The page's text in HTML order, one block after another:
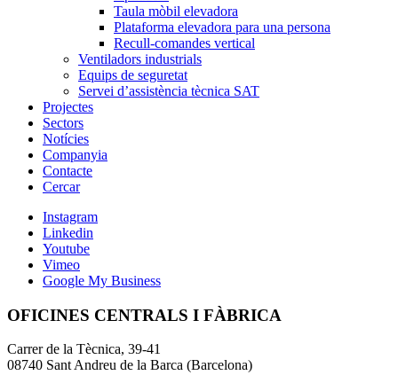
Taula mòbil elevadora
Plataforma elevadora para una persona
Recull-comandes vertical
Ventiladors industrials
Equips de seguretat
Servei d’assistència tècnica SAT
Projectes
Sectors
Notícies
Companyia
Contacte
Cercar
Instagram
Linkedin
Youtube
Vimeo
Google My Business
OFICINES CENTRALS I FÀBRICA
Carrer de la Tècnica, 39-41
08740 Sant Andreu de la Barca (Barcelona)